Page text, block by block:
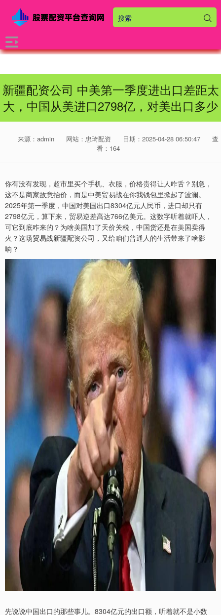
新疆配资公司 中美第一季度进出口差距太
大，中国从美进口2798亿，对美出口多少
来源：admin 网站：忠琦配资 日期：2025-04-28 06:50:47
查
看：164
你有没有发现，超市里买个手机、衣服，价格贵得让人咋舌？别急，
这不是商家故意抬价，而是中美贸易战在你我钱包里掀起了波澜。
2025年第一季度，中国对美国出口8304亿元人民币，进口却只有
2798亿元，算下来，贸易逆差高达766亿美元。这数字听着就吓人，
可它到底咋来的？为啥美国加了天价关税，中国货还是在美国卖得
火？这场贸易战新疆配资公司，又给咱们普通人的生活带来了啥影
响？
先说说中国出口的那些事儿。8304亿元的出口额，听着就不是小数